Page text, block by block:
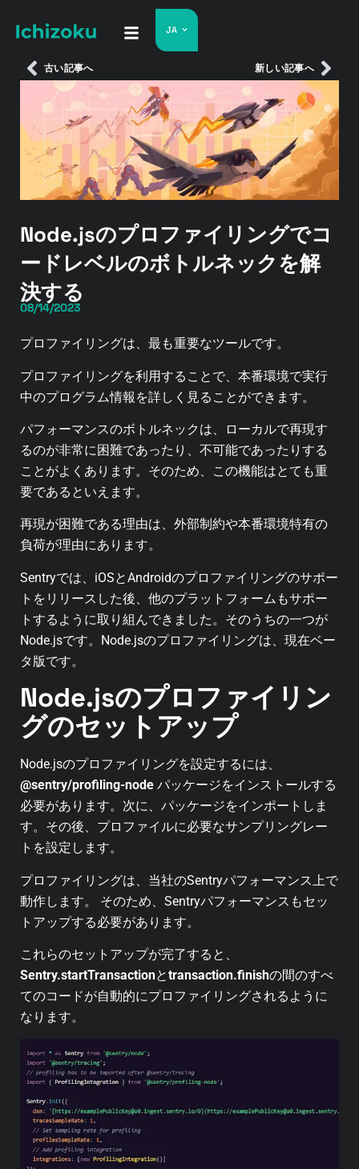
JA
古い記事へ 新しい記事へ
Node.jsのプロファイリングでコ
ードレベルのボトルネックを解
決する
08/14/2023
プロファイリングは、最も重要なツールです。
プロファイリングを利用することで、本番環境で実行
中のプログラム情報を詳しく見ることができます。
パフォーマンスのボトルネックは、ローカルで再現す
るのが非常に困難であったり、不可能であったりする
ことがよくあります。そのため、この機能はとても重
要であるといえます。
再現が困難である理由は、外部制約や本番環境特有の
負荷が理由にあります。
Sentryでは、iOSとAndroidのプロファイリングのサポー
トをリリースした後、他のプラットフォームもサポー
トするように取り組んできました。そのうちの一つが
Node.jsです。Node.jsのプロファイリングは、現在ベー
タ版です。
Node.jsのプロファイリン
グのセットアップ
Node.jsのプロファイリングを設定するには、
@sentry/profiling-node パッケージをインストールする
必要があります。次に、パッケージをインポートしま
す。その後、プロファイルに必要なサンプリングレー
トを設定します。
プロファイリングは、当社のSentryパフォーマンス上で
動作します。 そのため、Sentryパフォーマンスもセッ
トアップする必要があります。
これらのセットアップが完了すると、
Sentry.startTransactionとtransaction.finishの間のすべ
てのコードが自動的にプロファイリングされるように
なります。